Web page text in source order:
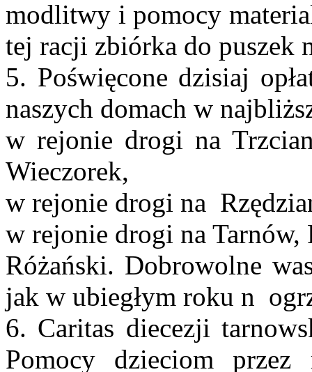
modlitwy i pomocy
tej racji zbiórka do puszek
5. Poświęcone dzisiaj
naszych domach w
w rejonie drogi na
Wieczorek,
w rejonie drogi na
w rejonie drogi na Tarnów,
Różański. Dobrowolne
jak w ubiegłym roku n
6. Caritas diecezji
Pomocy dzieciom przez